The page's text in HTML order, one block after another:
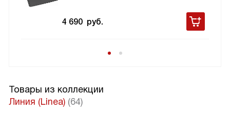
4 690 руб.
Товары из коллекции
Линия (Linea) (64)